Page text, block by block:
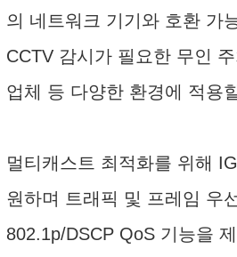
의 네트워크 기기와 호환 가
CCTV 감시가 필요한 무인
업체 등 다양한 환경에 적용
멀티캐스트 최적화를 위해
원하며 트래픽 및 프레임 우
802.1p/DSCP QoS 기능을